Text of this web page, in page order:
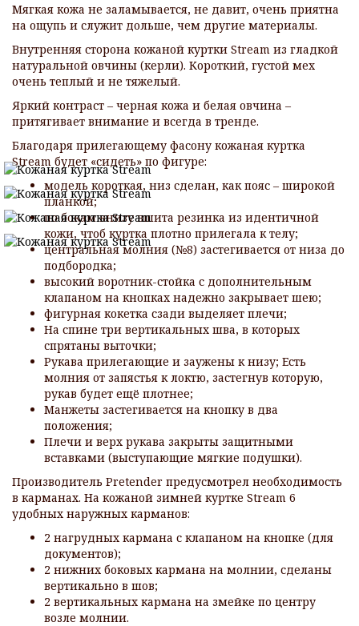
Мягкая кожа не заламывается, не давит, очень приятна
на ощупь и служит дольше, чем другие материалы.
Внутренняя сторона кожаной куртки Stream из гладкой
натуральной овчины (керли). Короткий, густой мех
очень теплый и не тяжелый.
Яркий контраст – черная кожа и белая овчина –
притягивает внимание и всегда в тренде.
Благодаря прилегающему фасону кожаная куртка
Stream будет «сидеть» по фигуре:
модель короткая, низ сделан, как пояс – широкой
планкой;
по бокам внизу вшита резинка из идентичной
кожи, чтоб куртка плотно прилегала к телу;
центральная молния (№8) застегивается от низа до
подбородка;
высокий воротник-стойка с дополнительным
клапаном на кнопках надежно закрывает шею;
фигурная кокетка сзади выделяет плечи;
На спине три вертикальных шва, в которых
спрятаны выточки;
Рукава прилегающие и заужены к низу; Есть
молния от запястья к локтю, застегнув которую,
рукав будет ещё плотнее;
Манжеты застегивается на кнопку в два
положения;
Плечи и верх рукава закрыты защитными
вставками (выступающие мягкие подушки).
Производитель Pretender предусмотрел необходимость
в карманах. На кожаной зимней куртке Stream 6
удобных наружных карманов:
2 нагрудных кармана с клапаном на кнопке (для
документов);
2 нижних боковых кармана на молнии, сделаны
вертикально в шов;
2 вертикальных кармана на змейке по центру
возле молнии.